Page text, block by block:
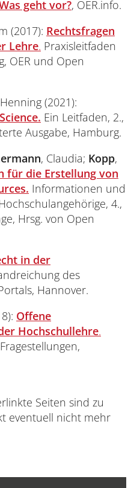
oder in
verwendet
des Bausteins NC
abgewogen
hier der Baustein
Creative
SA 4.0
des
ihre Gültigkeit. So
niemals
Die
des
das Zitierrecht
und Lehre, finden
gerichtlich
die
von uns
werden.
somit zum einen
erleichtern zum
durch Dritte.
geht vor?, OER.info.
(2017): Rechtsfragen
Lehre. Praxisleitfaden
OER und Open
(2021):
Ein Leitfaden, 2.,
Ausgabe, Hamburg.
, Claudia; Kopp,
für die Erstellung von
Informationen und
4.,
Hrsg. von Open
in der
des
Hannover.
Offene
Hochschullehre.
Seiten sind zu
eventuell nicht mehr